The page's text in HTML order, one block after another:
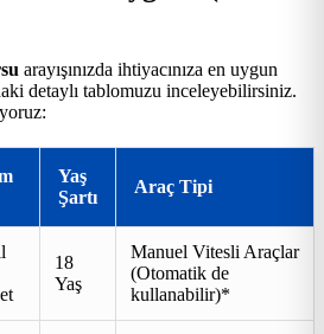
arayışınızda ihtiyacınıza en uygun
detaylı tablomuzu inceleyebilirsiniz.
Yaş
Şartı
Araç Tipi
18
Yaş
Manuel Vitesli Araçlar
(Otomatik de
kullanabilir)*